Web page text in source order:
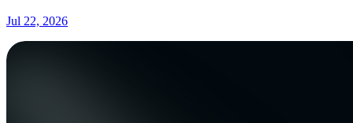
Jul 22, 2026